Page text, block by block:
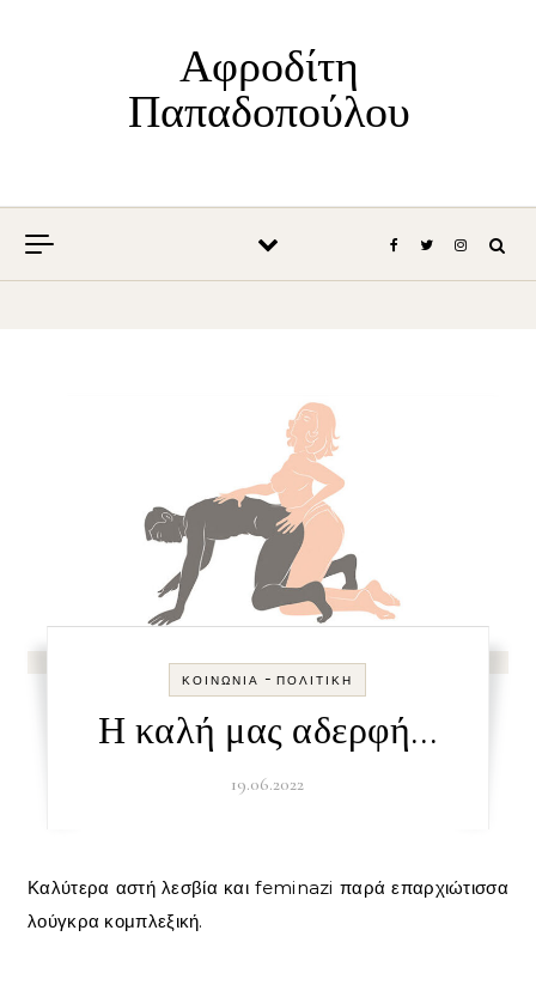
Αφροδίτη
Παπαδοπούλου
ΚΟΙΝΩΝΊΑ -ΠΟΛΙΤΙΚΉ
Η καλή μας αδερφή…
19.06.2022
Καλύτερα αστή λεσβία και feminazi παρά επαρχιώτισσα
λούγκρα κομπλεξική.